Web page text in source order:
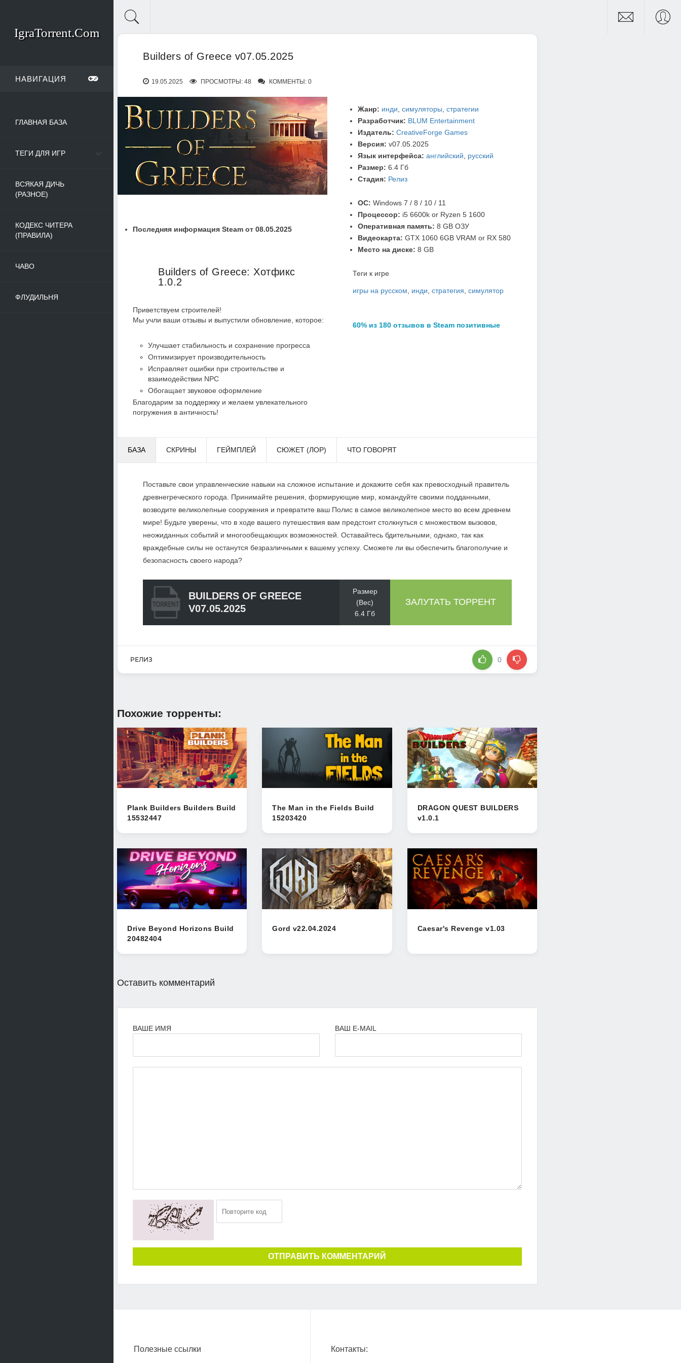
IgraTorrent.Com
НАВИГАЦИЯ
ГЛАВНАЯ БАЗА
ТЕГИ ДЛЯ ИГР
ВСЯКАЯ ДИЧЬ
(РАЗНОЕ)
КОДЕКС ЧИТЕРА
(ПРАВИЛА)
ЧАВО
ФЛУДИЛЬНЯ
Builders of Greece v07.05.2025
19.05.2025 ПРОСМОТРЫ: 48 КОММЕНТЫ: 0
Последняя информация Steam от 08.05.2025
Builders of Greece: Хотфикс
1.0.2
Приветствуем строителей!
Мы учли ваши отзывы и выпустили обновление, которое:
Улучшает стабильность и сохранение прогресса
Оптимизирует производительность
Исправляет ошибки при строительстве и
взаимодействии NPC
Обогащает звуковое оформление
Благодарим за поддержку и желаем увлекательного
погружения в античность!
Жанр: инди симуляторы стратегии
Разработчик: BLUM Entertainment
Издатель: CreativeForge Games
Версия: v07.05.2025
Язык интерфейса: английский
русский
Размер: 6.4 Гб
Стадия: Релиз
ОС: Windows 7 / 8 / 10 / 11
Процессор: i5 6600k or Ryzen 5 1600
Оперативная память: 8 GB ОЗУ
Видеокарта: GTX 1060 6GB VRAM or RX 580
Место на диске: 8 GB
Теги к игре
игры на русском инди стратегия симулятор
60% из 180 отзывов в Steam позитивные
БАЗА СКРИНЫ ГЕЙМПЛЕЙ СЮЖЕТ (ЛОР) ЧТО ГОВОРЯТ
Поставьте свои управленческие навыки на сложное испытание и докажите себя как превосходный правитель
древнегреческого города. Принимайте решения, формирующие мир, командуйте своими подданными,
возводите великолепные сооружения и превратите ваш Полис в самое великолепное место во всем древнем
мире! Будьте уверены, что в ходе вашего путешествия вам предстоит столкнуться с множеством вызовов,
неожиданных событий и многообещающих возможностей. Оставайтесь бдительными, однако, так как
враждебные силы не останутся безразличными к вашему успеху. Сможете ли вы обеспечить благополучие и
безопасность своего народа?
BUILDERS OF GREECE
V07.05.2025
Размер
(Вес)
6.4 Гб
ЗАЛУТАТЬ ТОРРЕНТ
РЕЛИЗ 0
Похожие торренты:
Plank Builders Builders Build
15532447
The Man in the Fields Build
15203420
DRAGON QUEST BUILDERS
v1.0.1
Drive Beyond Horizons Build
20482404
Gord v22.04.2024 Caesar's Revenge v1.03
Оставить комментарий
ВАШЕ ИМЯ ВАШ E-MAIL
ОТПРАВИТЬ КОММЕНТАРИЙ
Полезные ссылки Контакты: